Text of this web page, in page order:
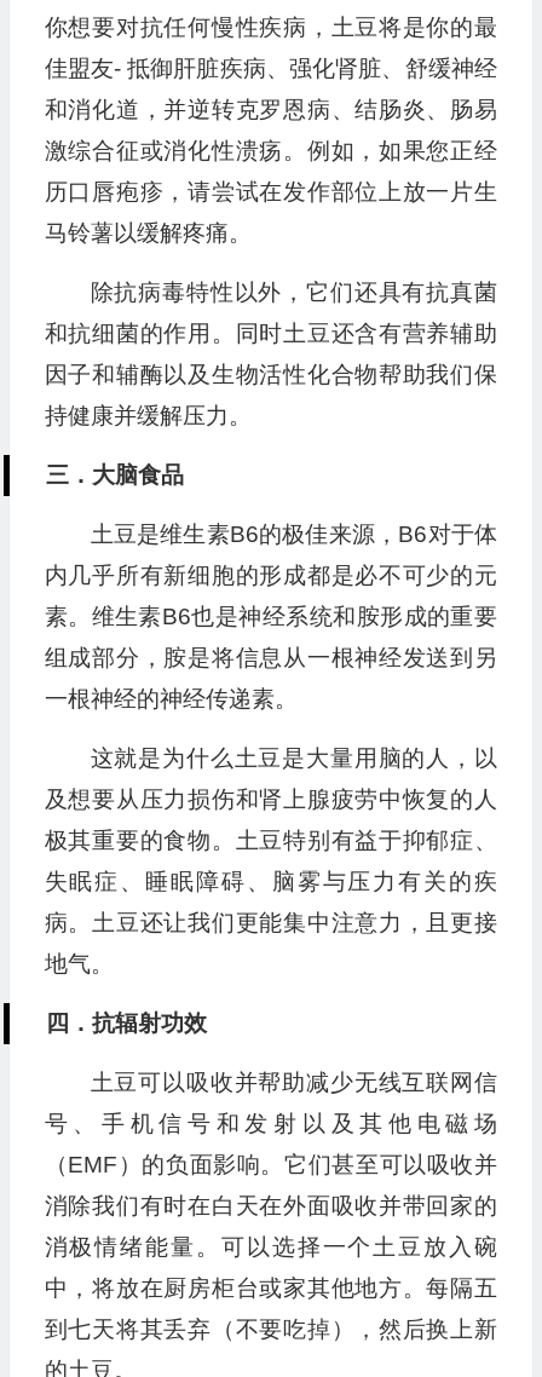
你想要对抗任何慢性疾病，土豆将是你的最
佳盟友- 抵御肝脏疾病、强化肾脏、舒缓神经
和消化道，并逆转克罗恩病、结肠炎、肠易
激综合征或消化性溃疡。例如，如果您正经
历口唇疱疹，请尝试在发作部位上放一片生
马铃薯以缓解疼痛。
除抗病毒特性以外，它们还具有抗真菌
和抗细菌的作用。同时土豆还含有营养辅助
因子和辅酶以及生物活性化合物帮助我们保
持健康并缓解压力。
三．大脑食品
土豆是维生素B6的极佳来源，B6对于体
内几乎所有新细胞的形成都是必不可少的元
素。维生素B6也是神经系统和胺形成的重要
组成部分，胺是将信息从一根神经发送到另
一根神经的神经传递素。
这就是为什么土豆是大量用脑的人，以
及想要从压力损伤和肾上腺疲劳中恢复的人
极其重要的食物。土豆特别有益于抑郁症、
失眠症、睡眠障碍、脑雾与压力有关的疾
病。土豆还让我们更能集中注意力，且更接
地气。
四．抗辐射功效
土豆可以吸收并帮助减少无线互联网信
号、手机信号和发射以及其他电磁场
（EMF）的负面影响。它们甚至可以吸收并
消除我们有时在白天在外面吸收并带回家的
消极情绪能量。可以选择一个土豆放入碗
中，将放在厨房柜台或家其他地方。每隔五
到七天将其丢弃（不要吃掉），然后换上新
的土豆。